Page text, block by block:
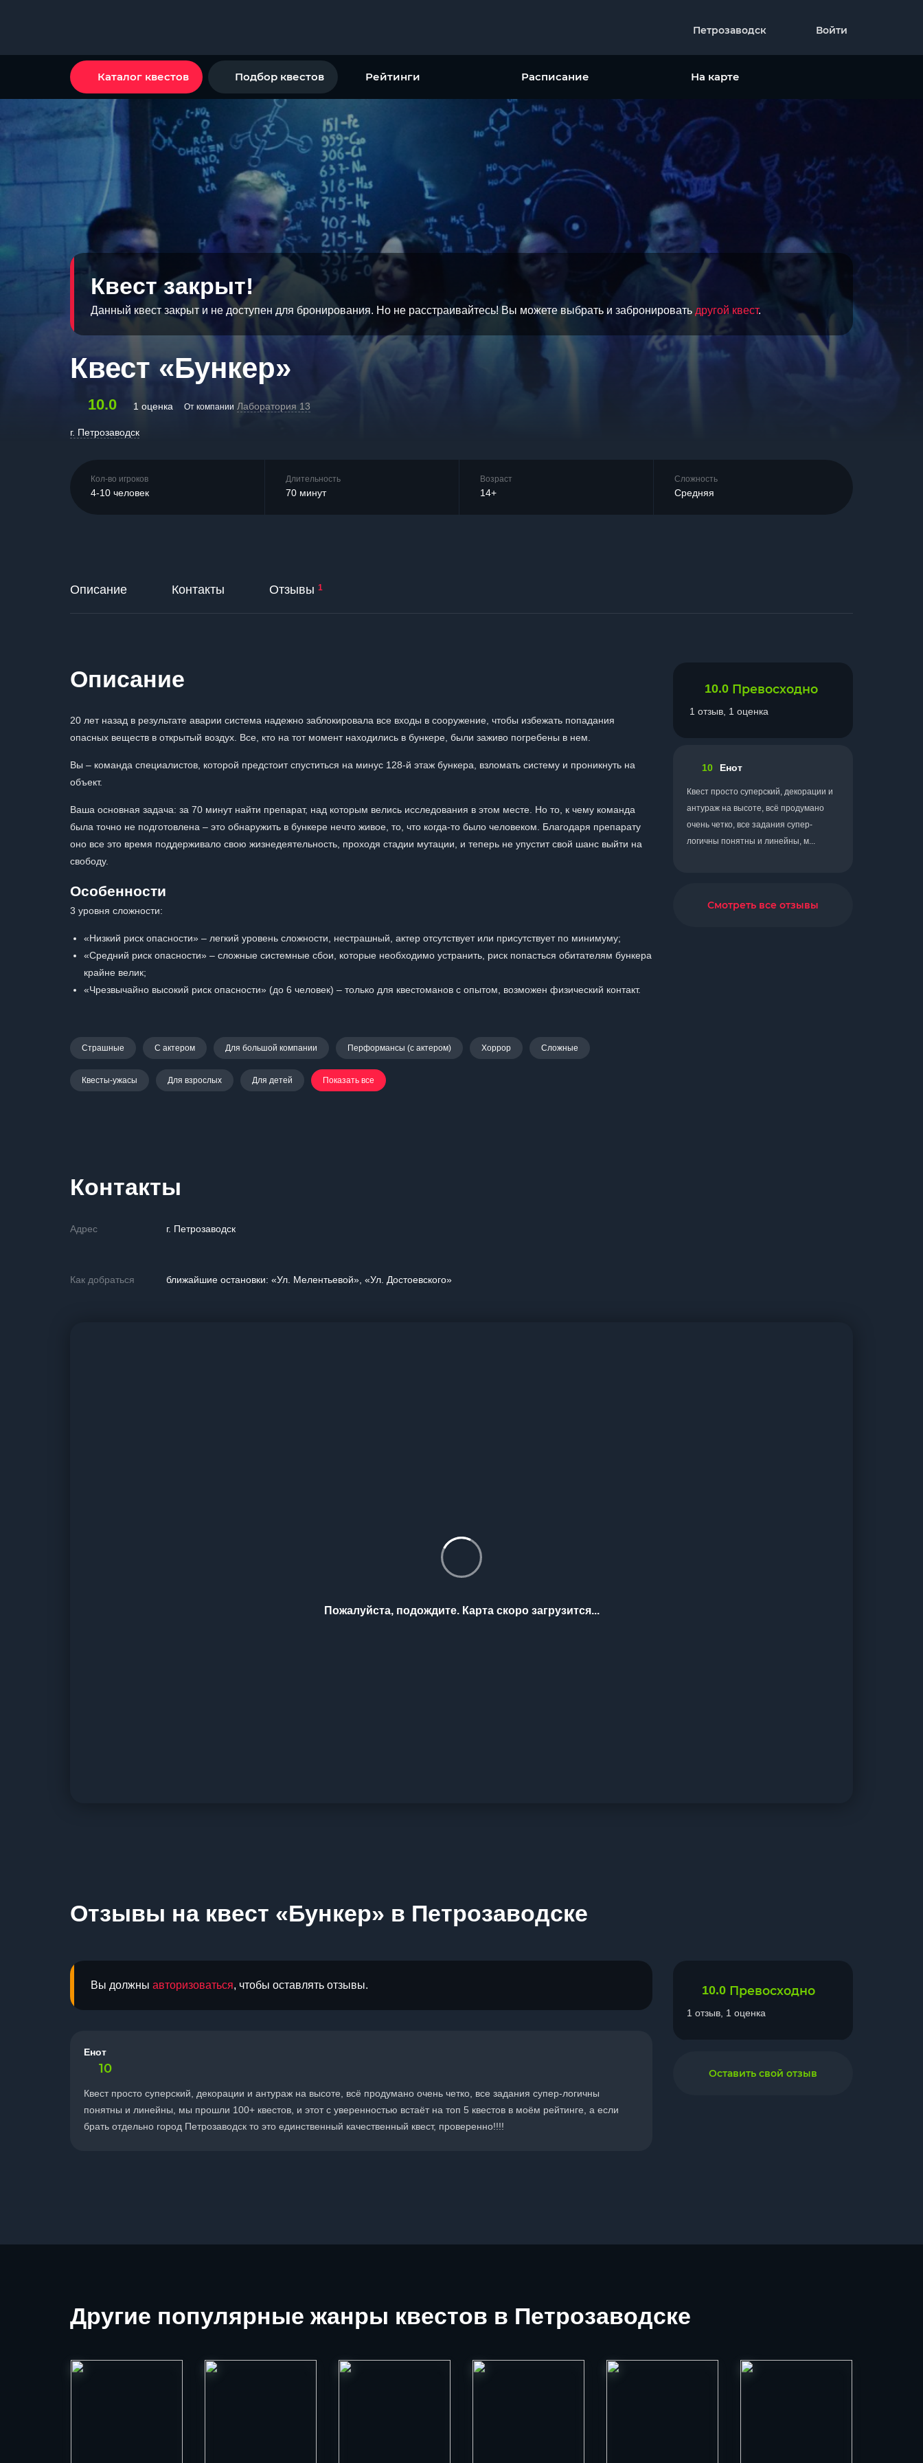
Петрозаводск Войти
Каталог квестов Подбор квестов Рейтинги Расписание На карте
Квест закрыт!
Данный квест закрыт и не доступен для бронирования. Но не расстраивайтесь! Вы можете выбрать и забронировать другой квест.
Квест «Бункер»
10.0 1 оценка От компании Лаборатория 13
г. Петрозаводск
Кол-во игроков
4-10 человек
Длительность
70 минут
Возраст
14+
Сложность
Средняя
Описание Контакты Отзывы 1
Описание
20 лет назад в результате аварии система надежно заблокировала все входы в сооружение, чтобы избежать попадания
опасных веществ в открытый воздух. Все, кто на тот момент находились в бункере, были заживо погребены в нем.
Вы – команда специалистов, которой предстоит спуститься на минус 128-й этаж бункера, взломать систему и проникнуть на
объект.
Ваша основная задача: за 70 минут найти препарат, над которым велись исследования в этом месте. Но то, к чему команда
была точно не подготовлена – это обнаружить в бункере нечто живое, то, что когда-то было человеком. Благодаря препарату
оно все это время поддерживало свою жизнедеятельность, проходя стадии мутации, и теперь не упустит свой шанс выйти на
свободу.
Особенности
3 уровня сложности:
«Низкий риск опасности» – легкий уровень сложности, нестрашный, актер отсутствует или присутствует по минимуму;
«Средний риск опасности» – сложные системные сбои, которые необходимо устранить, риск попасться обитателям бункера
крайне велик;
«Чрезвычайно высокий риск опасности» (до 6 человек) – только для квестоманов с опытом, возможен физический контакт.
Страшные С актером Для большой компании Перформансы (с актером) Хоррор Сложные
Квесты-ужасы Для взрослых Для детей Показать все
10.0 Превосходно
1 отзыв, 1 оценка
10 Енот
Квест просто суперский, декорации и
антураж на высоте, всё продумано
очень четко, все задания супер-
логичны понятны и линейны, м...
Смотреть все отзывы
Контакты
Адрес г. Петрозаводск
Как добраться ближайшие остановки: «Ул. Мелентьевой», «Ул. Достоевского»
Пожалуйста, подождите. Карта скоро загрузится...
Отзывы на квест «Бункер» в Петрозаводске
Вы должны авторизоваться, чтобы оставлять отзывы.
Енот
10
Квест просто суперский, декорации и антураж на высоте, всё продумано очень четко, все задания супер-логичны
понятны и линейны, мы прошли 100+ квестов, и этот с уверенностью встаёт на топ 5 квестов в моём рейтинге, а если
брать отдельно город Петрозаводск то это единственный качественный квест, проверенно!!!!
10.0 Превосходно
1 отзыв, 1 оценка
Оставить свой отзыв
Другие популярные жанры квестов в Петрозаводске